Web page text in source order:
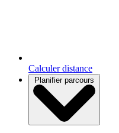
Calculer distance
Planifier parcours